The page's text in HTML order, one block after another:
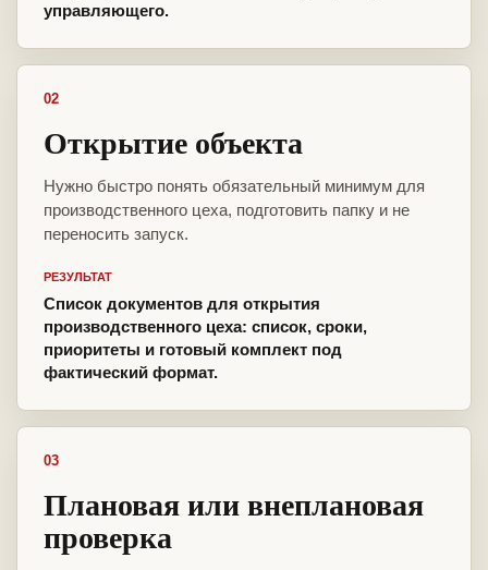
управляющего.
02
Открытие объекта
Нужно быстро понять обязательный минимум для
производственного цеха, подготовить папку и не
переносить запуск.
РЕЗУЛЬТАТ
Список документов для открытия
производственного цеха: список, сроки,
приоритеты и готовый комплект под
фактический формат.
03
Плановая или внеплановая
проверка